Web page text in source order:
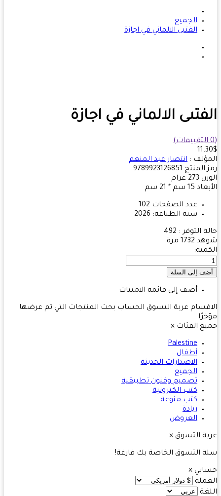
الجميع
الفتىى الالماني في اجازة
الالماني في اجازة
:انتصار عبد المنعم
المنتج9789923126851
273 غرام
15 سم * 21 سم
عدد الصفحات 102
سنة الطباعة: 2026
التوفر : 492
1732 مرة
أضف إلى قائمة الامنيات
عربة التسوق الحساب بحث المنتجات التي تم عرضها
الفئات ×
Palestine
أطفال
الاصدارات الحديثة
الجميع
تصميم وفنون تطبيقية
كتب الكترونية
كتب منوعة
ريادة
العروض
التسوق ×
التسوق الخاصة بك فارغة!
×